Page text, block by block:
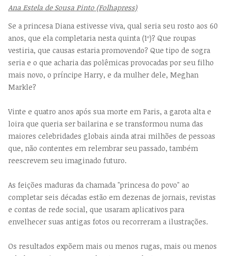
Ana Estela de Sousa Pinto (Folhapress)
Se a princesa Diana estivesse viva, qual seria seu rosto aos 60
anos, que ela completaria nesta quinta (1º)? Que roupas
vestiria, que causas estaria promovendo? Que tipo de sogra
seria e o que acharia das polêmicas provocadas por seu filho
mais novo, o príncipe Harry, e da mulher dele, Meghan
Markle?
Vinte e quatro anos após sua morte em Paris, a garota alta e
loira que queria ser bailarina e se transformou numa das
maiores celebridades globais ainda atrai milhões de pessoas
que, não contentes em relembrar seu passado, também
reescrevem seu imaginado futuro.
As feições maduras da chamada "princesa do povo" ao
completar seis décadas estão em dezenas de jornais, revistas
e contas de rede social, que usaram aplicativos para
envelhecer suas antigas fotos ou recorreram a ilustrações.
Os resultados expõem mais ou menos rugas, mais ou menos